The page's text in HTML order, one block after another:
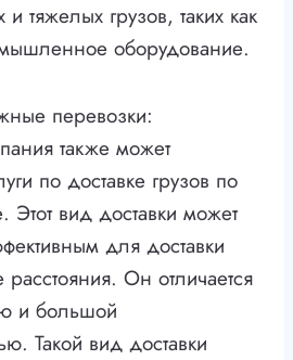
тяжелых грузов, таких как
оборудование.
перевозки:
также может
по доставке грузов по
вид доставки может
для доставки
Он отличается
и большой
Такой вид доставки